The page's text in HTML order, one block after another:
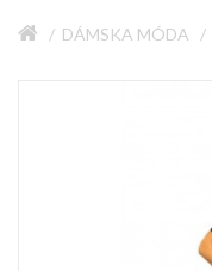
DÁMSKA MÓDA